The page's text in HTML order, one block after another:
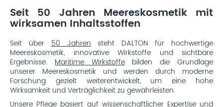
Seit 50 Jahren Meereskosmetik mit
wirksamen Inhaltsstoffen
Seit über50 Jahrensteht DALTON für hochwertige
Meereskosmetik, innovative Wirkstoffe und sichtbare
Ergebnisse.Maritime Wirkstoffebilden die Grundlage
unserer Meereskosmetik und werden durch moderne
Forschung gezielt weiterentwickelt, um eine hohe
Wirksamkeit und Verträglichkeit zu gewährleisten.
Unsere Pflege basiert auf wissenschaftlicher Expertise und